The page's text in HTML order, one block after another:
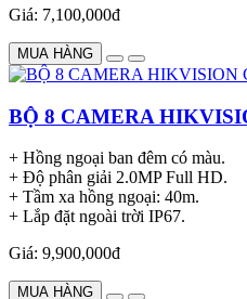
Giá: 7,100,000đ
MUA HÀNG
BỘ 8 CAMERA
+ Hồng ngoại ban đêm có màu.
+ Độ phân giải 2.0MP Full HD.
+ Tầm xa hồng ngoại: 40m.
+ Lắp đặt ngoài trời IP67.
Giá: 9,900,000đ
MUA HÀNG